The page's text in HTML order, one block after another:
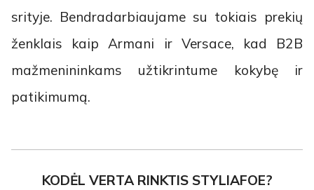
srityje. Bendradarbiaujame su tokiais prekių
ženklais kaip Armani ir Versace, kad B2B
mažmenininkams užtikrintume kokybę ir
patikimumą.
KODĖL VERTA RINKTIS STYLIAFOE?